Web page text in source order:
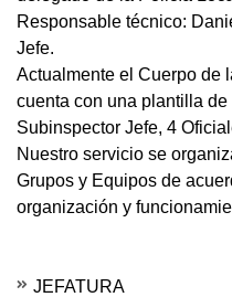
Responsable técnico:
Jefe.
Actualmente el Cuerpo de
cuenta con una plantilla
Subinspector Jefe, 4
Nuestro servicio se
Grupos y Equipos de
organización y
JEFATURA